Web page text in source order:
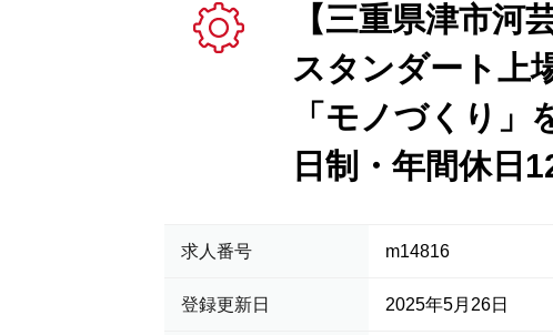
【三重県津市河
スタンダート上
「モノづくり」
日制・年間休日
求人番号 m14816
登録更新日 2025年5月26日